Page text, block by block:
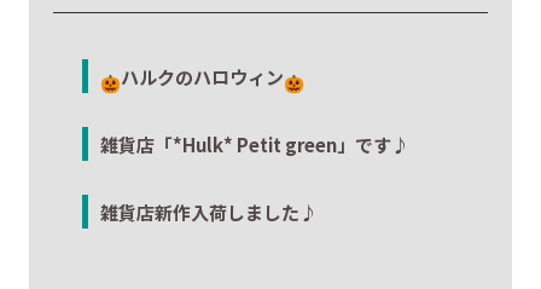
ハルクのハロウィン
雑貨店「*Hulk* Petit green」です♪
雑貨店新作入荷しました♪